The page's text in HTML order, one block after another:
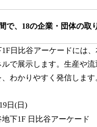
で、18の企業・団体の取
日比谷アーケードには
で展示します。生産や
わかりやすく発信します
日(日)
下1F 日比谷アーケード